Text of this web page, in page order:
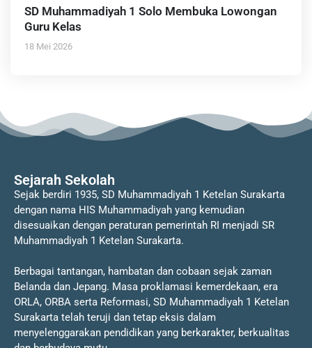
SD Muhammadiyah 1 Solo Membuka Lowongan
Guru Kelas
18 Mei 2026
Sejarah Sekolah
Sejak berdiri 1935, SD Muhammadiyah 1 Ketelan Surakarta
dengan nama HIS Muhammadiyah yang kemudian
disesuaikan dengan peraturan pemerintah RI menjadi SR
Muhammadiyah 1 Ketelan Surakarta.
Berbagai tantangan, hambatan dan cobaan sejak zaman
Belanda dan Jepang. Masa proklamasi kemerdekaan, era
ORLA, ORBA serta Reformasi, SD Muhammadiyah 1 Ketelan
Surakarta telah teruji dan tetap eksis dalam
menyelenggarakan pendidikan yang berkarakter, berkualitas